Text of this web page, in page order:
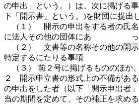
の申出」という。）は、次に掲げる
下「開示書」という。)を財団に提出
（１） 開示の申出をする者の氏名
に法人その他の団体にあ っ
（２） 文書等の名称その他の開示
特定するにたりる事項
（３） 前２号に掲げるもののほか
２ 開示申立書の形式上の不備があ
の申出をした者（以下「開示申出者
当の期間を定めて、その補正を求め